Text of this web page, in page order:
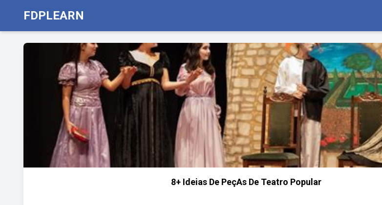
FDPLEARN
8+ Ideias De PeçAs De Teatro Popular